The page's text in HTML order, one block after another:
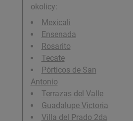
okolicy:
Mexicali
Ensenada
Rosarito
Tecate
Pórticos de San
Antonio
Terrazas del Valle
Guadalupe Victoria
Villa del Prado 2da